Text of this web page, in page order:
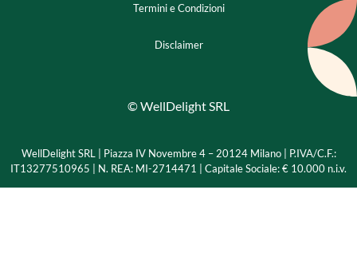
Termini e Condizioni
Disclaimer
© WellDelight SRL
WellDelight SRL | Piazza IV Novembre 4 – 20124 Milano | P.IVA/C.F.:
IT13277510965 | N. REA: MI-2714471 | Capitale Sociale: € 10.000 n.i.v.